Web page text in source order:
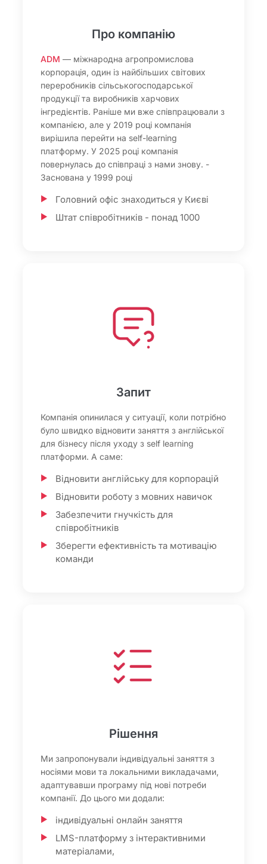
Про компанію
ADM — міжнародна агропромислова
корпорація, один із найбільших світових
переробників сільськогосподарської
продукції та виробників харчових
інгредієнтів. Раніше ми вже співпрацювали з
компанією, але у 2019 році компанія
вирішила перейти на self-learning
платформу. У 2025 році компанія
повернулась до співпраці з нами знову. -
Заснована у 1999 році
Головний офіс знаходиться у Києві
Штат співробітників - понад 1000
Запит
Компанія опинилася у ситуації, коли потрібно
було швидко відновити заняття з англійської
для бізнесу після уходу з self learning
платформи. А саме:
Відновити англійську для корпорацій
Відновити роботу з мовних навичок
Забезпечити гнучкість для
співробітників
Зберегти ефективність та мотивацію
команди
Рішення
Ми запропонували індивідуальні заняття з
носіями мови та локальними викладачами,
адаптувавши програму під нові потреби
компанії. До цього ми додали:
індивідуальні онлайн заняття
LMS-платформу з інтерактивними
матеріалами,